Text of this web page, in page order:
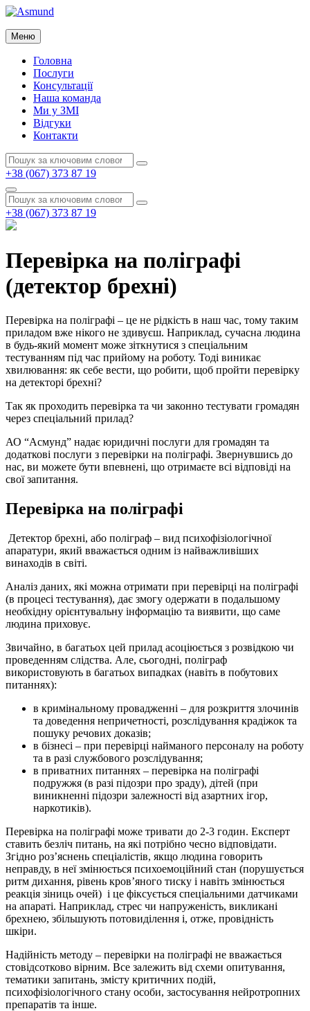
Перейти
вмісту
Asmund
Asmund
Меню
Головна
Послуги
Консультації
Наша команда
Ми у ЗМІ
Відгуки
Контакти
Пошук:
Пошук
+38 (067) 373 87 19
Пошук
Пошук:
Пошук
+38 (067) 373 87 19
Перевірка на поліграфі
(детектор брехні)
Перевірка на поліграфі – це не рідкість в наш час, тому таким
приладом вже нікого не здивуєш. Наприклад, сучасна людина
в будь-який момент може зіткнутися з спеціальним
тестуванням під час прийому на роботу. Тоді виникає
хвилювання: як себе вести, що робити, щоб пройти перевірку
на детекторі брехні?
Так як проходить перевірка та чи законно тестувати громадян
через спеціальний прилад?
АО “Асмунд” надає юридичні послуги для громадян та
додаткові послуги з перевірки на поліграфі. Звернувшись до
нас, ви можете бути впевнені, що отримаєте всі відповіді на
свої запитання.
Перевірка на поліграфі
Детектор брехні, або поліграф – вид психофізіологічної
апаратури, який вважається одним із найважливіших
винаходів в світі.
Аналіз даних, які можна отримати при перевірці на поліграфі
(в процесі тестування), дає змогу одержати в подальшому
необхідну орієнтувальну інформацію та виявити, що саме
людина приховує.
Звичайно, в багатьох цей прилад асоціюється з розвідкою чи
проведенням слідства. Але, сьогодні, поліграф
використовують в багатьох випадках (навіть в побутових
питаннях):
в кримінальному провадженні – для розкриття злочинів
та доведення непричетності, розслідування крадіжок та
пошуку речових доказів;
в бізнесі – при перевірці найманого персоналу на роботу
та в разі службового розслідування;
в приватних питаннях – перевірка на поліграфі
подружжя (в разі підозри про зраду), дітей (при
виникненні підозри залежності від азартних ігор,
наркотиків).
Перевірка на поліграфі може тривати до 2-3 годин. Експерт
ставить безліч питань, на які потрібно чесно відповідати.
Згідно роз’яснень спеціалістів, якщо людина говорить
неправду, в неї змінюється психоемоційний стан (порушується
ритм дихання, рівень кров’яного тиску і навіть змінюється
реакція зіниць очей) і це фіксується спеціальними датчиками
на апараті. Наприклад, стрес чи напруженість, викликані
брехнею, збільшують потовиділення і, отже, провідність
шкіри.
Надійність методу – перевірки на поліграфі не вважається
стовідсотково вірним. Все залежить від схеми опитування,
тематики запитань, змісту критичних подій,
психофізіологічного стану особи, застосування нейротропних
препаратів та інше.